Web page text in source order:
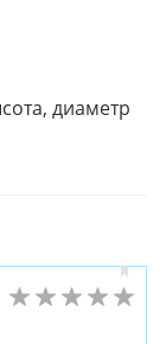
диаметр